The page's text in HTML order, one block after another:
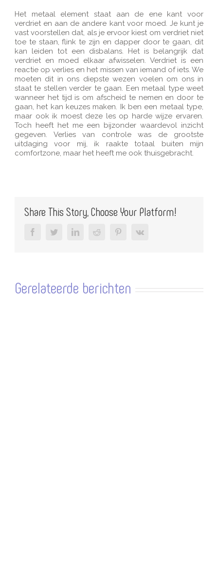
Het metaal element staat aan de ene kant voor
verdriet en aan de andere kant voor moed. Je kunt je
vast voorstellen dat, als je ervoor kiest om verdriet niet
toe te staan, flink te zijn en dapper door te gaan, dit
kan leiden tot een disbalans. Het is belangrijk dat
verdriet en moed elkaar afwisselen. Verdriet is een
reactie op verlies en het missen van iemand of iets. We
moeten dit in ons diepste wezen voelen om ons in
staat te stellen verder te gaan. Een metaal type weet
wanneer het tijd is om afscheid te nemen en door te
gaan, het kan keuzes maken. Ik ben een metaal type,
maar ook ik moest deze les op harde wijze ervaren.
Toch heeft het me een bijzonder waardevol inzicht
gegeven. Verlies van controle was de grootste
uitdaging voor mij, ik raakte totaal buiten mijn
comfortzone, maar het heeft me ook thuisgebracht.
Share This Story, Choose Your Platform!
facebooktwitter linkedinreddit pinterestvk
Gerelateerde berichten